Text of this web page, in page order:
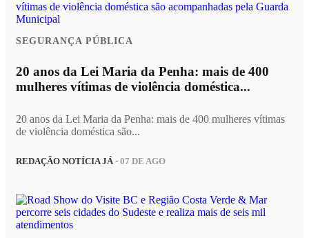
SEGURANÇA PÚBLICA
20 anos da Lei Maria da Penha: mais de 400
mulheres vítimas de violência doméstica...
20 anos da Lei Maria da Penha: mais de 400 mulheres vítimas
de violência doméstica são...
REDAÇÃO NOTÍCIA JÁ- 07 DE AGO